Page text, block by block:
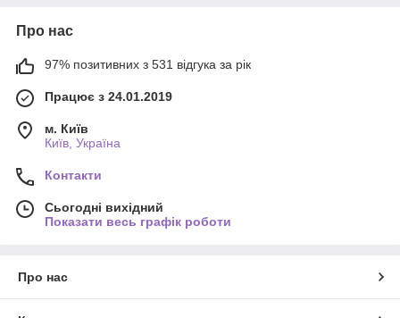
Про нас
97% позитивних з 531 відгука за рік
Працює з 24.01.2019
м. Київ
Київ, Україна
Контакти
Сьогодні вихідний
Показати весь графік роботи
Про нас